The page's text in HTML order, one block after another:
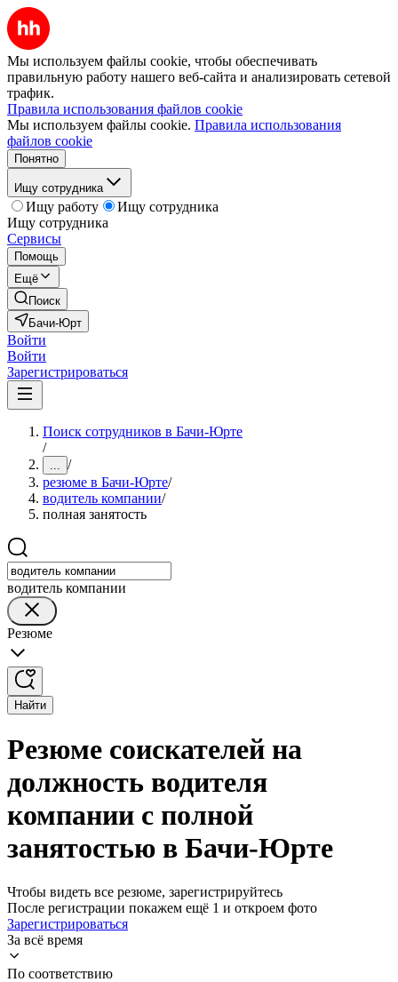
Мы используем файлы cookie, чтобы обеспечивать
правильную работу нашего веб-сайта и анализировать сетевой
трафик.
Правила использования файлов cookie
Мы используем файлы cookie. Правила использования
файлов cookie
Понятно
Ищу сотрудника
Ищу работу
Ищу сотрудника
Ищу сотрудника
Сервисы
Помощь
Ещё
Поиск
Бачи-Юрт
Войти
Войти
Зарегистрироваться
Поиск сотрудников в Бачи-Юрте
/
... /
резюме в Бачи-Юрте/
водитель компании/
полная занятость
водитель компании
Резюме
Найти
Резюме соискателей на
должность водителя
компании с полной
занятостью в Бачи-Юрте
Чтобы видеть все резюме, зарегистрируйтесь
После регистрации покажем ещё 1 и откроем фото
Зарегистрироваться
За всё время
По соответствию